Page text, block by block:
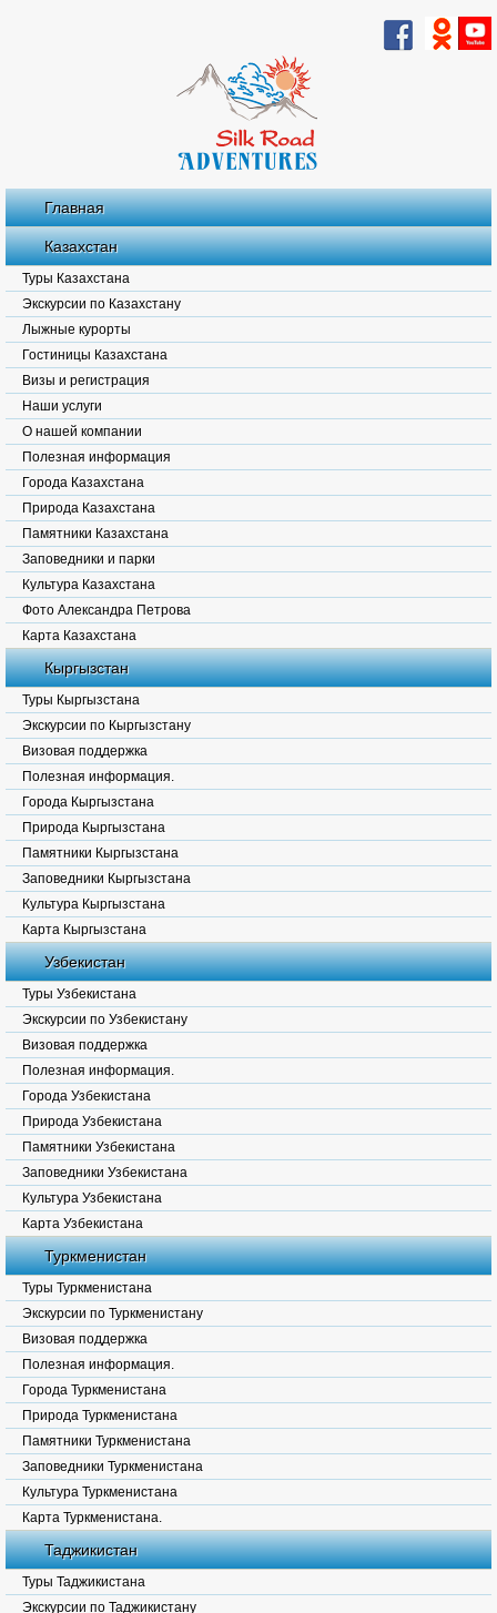
Главная
Казахстан
Туры Казахстана
Экскурсии по Казахстану
Лыжные курорты
Гостиницы Казахстана
Визы и регистрация
Наши услуги
О нашей компании
Полезная информация
Города Казахстана
Природа Казахстана
Памятники Казахстана
Заповедники и парки
Культура Казахстана
Фото Александра Петрова
Карта Казахстана
Кыргызстан
Туры Кыргызстана
Экскурсии по Кыргызстану
Визовая поддержка
Полезная информация.
Города Кыргызстана
Природа Кыргызстана
Памятники Кыргызстана
Заповедники Кыргызстана
Культура Кыргызстана
Карта Кыргызстана
Узбекистан
Туры Узбекистана
Экскурсии по Узбекистану
Визовая поддержка
Полезная информация.
Города Узбекистана
Природа Узбекистана
Памятники Узбекистана
Заповедники Узбекистана
Культура Узбекистана
Карта Узбекистана
Туркменистан
Туры Туркменистана
Экскурсии по Туркменистану
Визовая поддержка
Полезная информация.
Города Туркменистана
Природа Туркменистана
Памятники Туркменистана
Заповедники Туркменистана
Культура Туркменистана
Карта Туркменистана.
Таджикистан
Туры Таджикистана
Экскурсии по Таджикистану